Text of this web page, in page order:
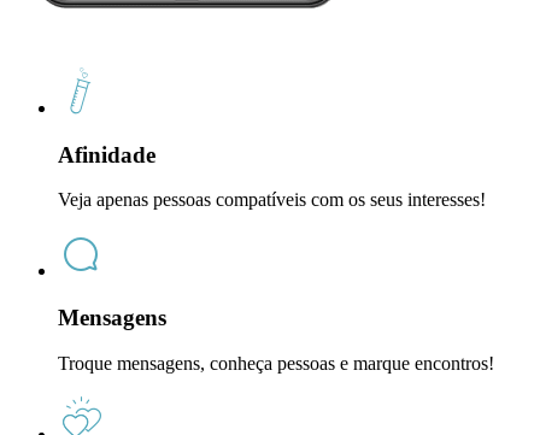
Afinidade
Veja apenas pessoas compatíveis com os seus interesses!
Mensagens
Troque mensagens, conheça pessoas e marque encontros!